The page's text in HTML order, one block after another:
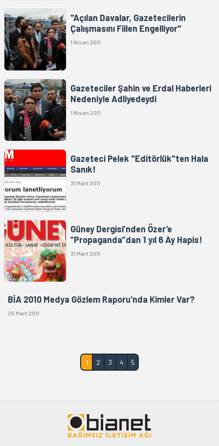
"Açılan Davalar, Gazetecilerin
Çalışmasını Fiilen Engelliyor"
1 Nisan 2011
Gazeteciler Şahin ve Erdal Haberleri
Nedeniyle Adliyedeydi
1 Nisan 2011
Gazeteci Pelek "Editörlük"ten Hala
Sanık!
31 Mart 2011
Güney Dergisi’nden Özer’e
“Propaganda”dan 1 yıl 6 Ay Hapis!
31 Mart 2011
BİA 2010 Medya Gözlem Raporu'nda Kimler Var?
25 Mart 2011
1 2 3 4 5